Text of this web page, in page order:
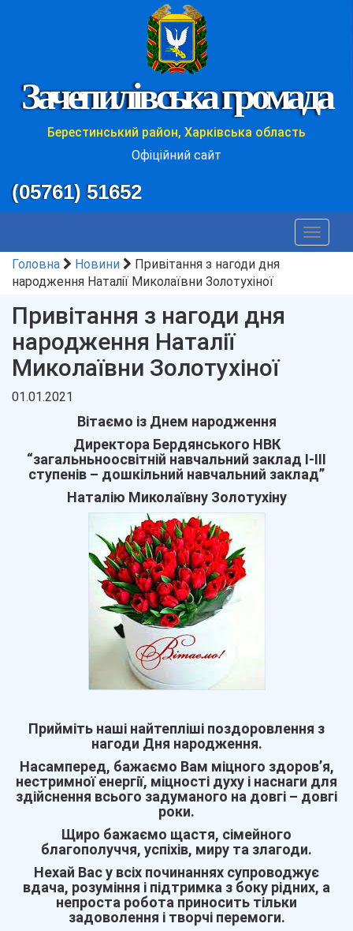
Зачепилівська громада
Берестинський район, Харківська область
Офіційний сайт
(05761) 51652
Toggle
Головна
Новини
Привітання з нагоди дня
народження Наталії Миколаївни Золотухіної
Привітання з нагоди дня
народження Наталії
Миколаївни Золотухіної
01.01.2021
Вітаємо із Днем народження
Директора Бердянського НВК
“загальньноосвітній навчальний заклад І-ІІІ
ступенів – дошкільний навчальний заклад”
Наталію Миколаївну Золотухіну
Прийміть наші найтепліші поздоровлення з
нагоди Дня народження.
Насамперед, бажаємо Вам міцного здоров’я,
нестримної енергії, міцності духу і наснаги для
здійснення всього задуманого на довгі – довгі
роки.
Щиро бажаємо щастя, сімейного
благополуччя, успіхів, миру та злагоди.
Нехай Вас у всіх починаннях супроводжує
вдача, розуміння і підтримка з боку рідних, а
непроста робота приносить тільки
задоволення і творчі перемоги.